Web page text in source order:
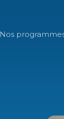
Nos